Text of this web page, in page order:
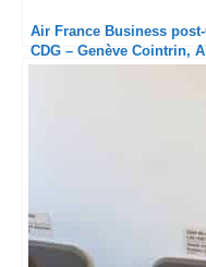
Air France Business
CDG – Genève Cointrin,